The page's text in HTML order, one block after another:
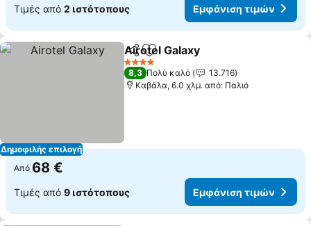
Τιμές από 2 ιστότοπους Εμφάνιση τιμών
Δημοφιλής επιλογή
Κοινοποίηση
Προσθήκη στα αγαπημένα
Airotel Galaxy
4 Αστέρια
8,3 Πολύ καλό
13.716
Καβάλα, 6.0 χλμ. από: Παλιό
Από 68 €
Τιμές από 9 ιστότοπους Εμφάνιση τιμών